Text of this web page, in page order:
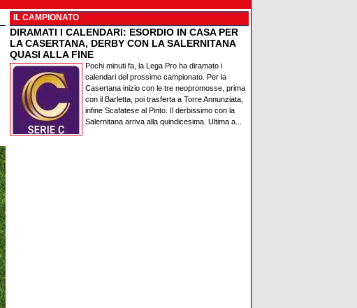
IL CAMPIONATO
DIRAMATI I CALENDARI: ESORDIO IN CASA PER
LA CASERTANA, DERBY CON LA SALERNITANA
QUASI ALLA FINE
Pochi minuti fa, la Lega Pro ha diramato i
calendari del prossimo campionato. Per la
Casertana inizio con le tre neopromosse, prima
con il Barletta, poi trasferta a Torre Annunziata,
infine Scafatese al Pinto. Il derbissimo con la
Salernitana arriva alla quindicesima. Ultima a...